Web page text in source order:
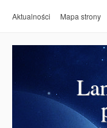
Aktualności Mapa strony